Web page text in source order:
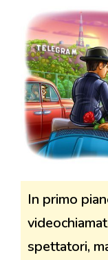
In primo
spettatori,